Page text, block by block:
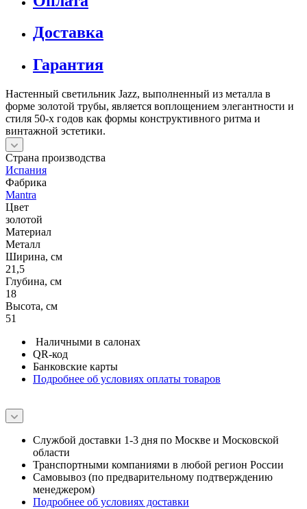
Доставка
Гарантия
Настенный светильник Jazz, выполненный из металла в
форме золотой трубы, является воплощением элегантности и
стиля 50-х годов как формы конструктивного ритма и
винтажной эстетики.
Страна производства
Испания
Фабрика
Mantra
Цвет
золотой
Материал
Металл
Ширина, см
21,5
Глубина, см
18
Высота, см
51
Наличными в салонах
QR-код
Банковские карты
Подробнее об условиях оплаты товаров
Службой доставки 1-3 дня по Москве и Московской
области
Транспортными компаниями в любой регион России
Самовывоз (по предварительному подтверждению
менеджером)
Подробнее об условиях доставки